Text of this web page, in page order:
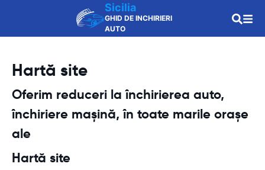
Sicilia
GHID DE INCHIRIERI
AUTO
Hartă site
Oferim reduceri la închirierea auto,
închiriere mașină, în toate marile orașe
ale
Hartă site